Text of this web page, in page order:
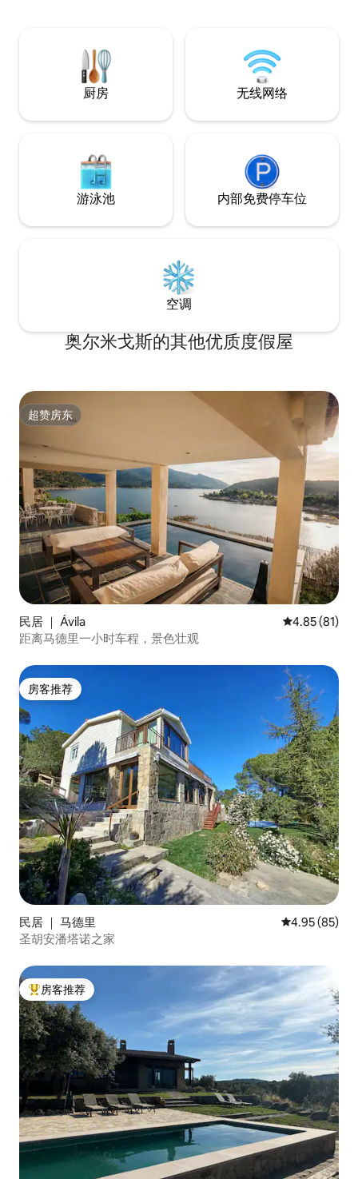
verano, esta casita combina el encanto
rural con la comodidad moderna. Un
lugar especial para desconectar y vivir
una escapada inolvidable en pareja.
车程。
厨房 无线网络
游泳池 内部免费停车位
空调
奥尔米戈斯的其他优质度假屋
超赞房东
超赞房东
民居 ｜ Ávila‎ 平均评分
4.85 (81)
距离马德里一小时车程，景色壮观
房客推荐
房客推荐
民居 ｜ 马德里 平均评分
4.95 (85)
圣胡安潘塔诺之家
热门「房客推荐」
房客推荐